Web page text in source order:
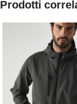
Prodotti